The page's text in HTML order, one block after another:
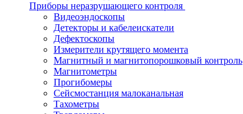
Приборы неразрушающего контроля
Видеоэндоскопы
Детекторы и кабелеискатели
Дефектоскопы
Измерители крутящего момента
Магнитный и магнитопорошковый контроль
Магнитометры
Прогибомеры
Сейсмостанция малоканальная
Тахометры